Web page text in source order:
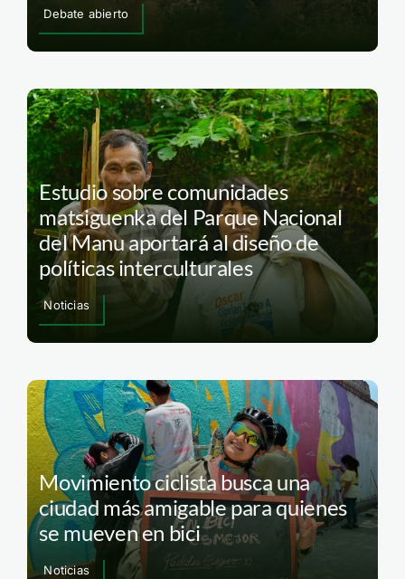
Debate abierto
Estudio sobre comunidades
matsiguenka del Parque Nacional
del Manu aportará al diseño de
políticas interculturales
Noticias
Movimiento ciclista busca una
ciudad más amigable para quienes
se mueven en bici
Noticias